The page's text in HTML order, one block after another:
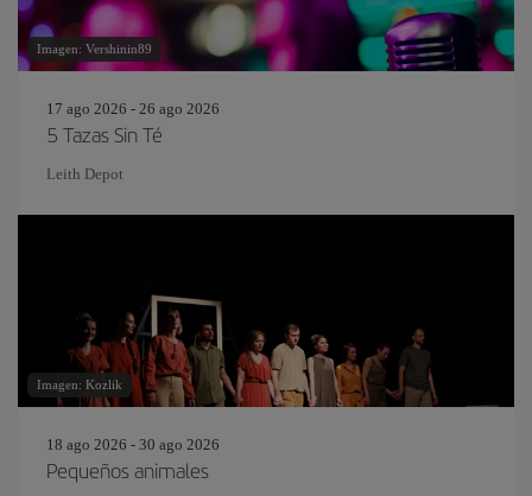
Imagen: Vershinin89
17 ago 2026 - 26 ago 2026
5 Tazas Sin Té
Leith Depot
Imagen: Kozlik
18 ago 2026 - 30 ago 2026
Pequeños animales